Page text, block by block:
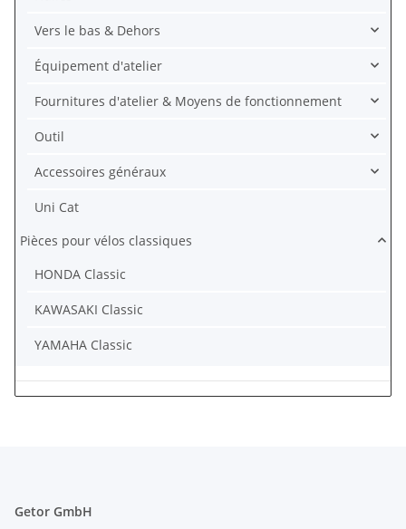
Vers le bas & Dehors
Équipement d'atelier
Fournitures d'atelier & Moyens de fonctionnement
Outil
Accessoires généraux
Uni Cat
Pièces pour vélos classiques
HONDA Classic
KAWASAKI Classic
YAMAHA Classic
Getor GmbH